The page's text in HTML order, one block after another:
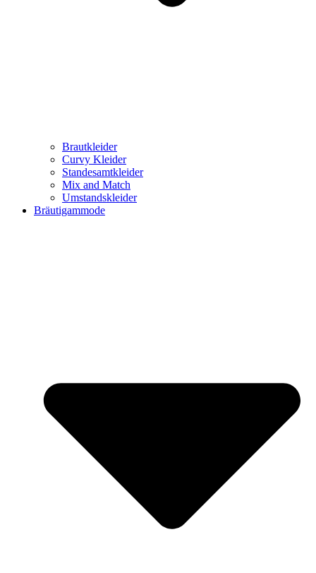
Brautkleider
Curvy Kleider
Standesamtkleider
Mix and Match
Umstandskleider
Bräutigammode